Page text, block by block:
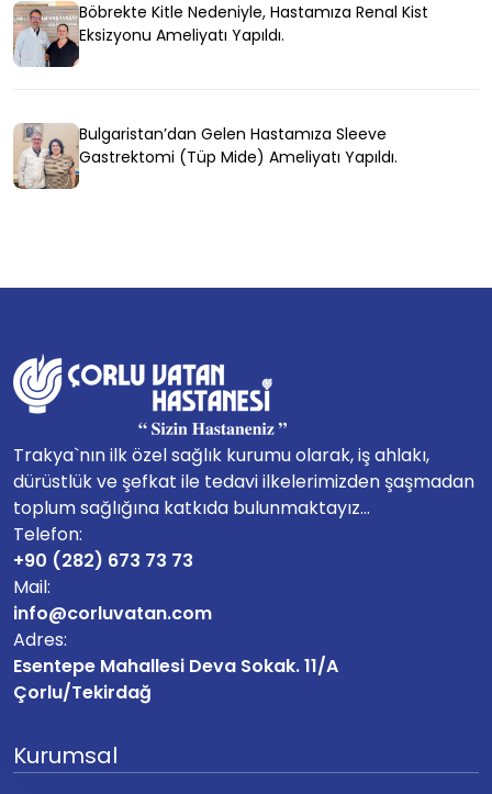
Böbrekte Kitle Nedeniyle, Hastamıza Renal Kist
Eksizyonu Ameliyatı Yapıldı.
Bulgaristan’dan Gelen Hastamıza Sleeve
Gastrektomi (Tüp Mide) Ameliyatı Yapıldı.
Trakya`nın ilk özel sağlık kurumu olarak, iş ahlakı,
dürüstlük ve şefkat ile tedavi ilkelerimizden şaşmadan
toplum sağlığına katkıda bulunmaktayız...
Telefon:
+90 (282) 673 73 73
Mail:
info@corluvatan.com
Adres:
Esentepe Mahallesi Deva Sokak. 11/A
Çorlu/Tekirdağ
Kurumsal